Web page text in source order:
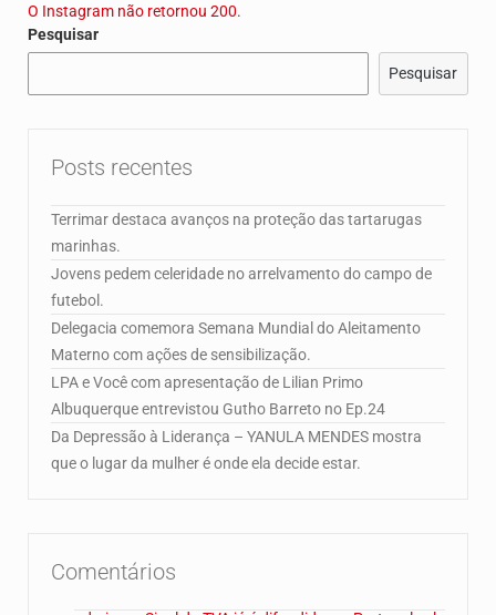
O Instagram não retornou 200.
Pesquisar
Pesquisar
Posts recentes
Terrimar destaca avanços na proteção das tartarugas
marinhas.
Jovens pedem celeridade no arrelvamento do campo de
futebol.
Delegacia comemora Semana Mundial do Aleitamento
Materno com ações de sensibilização.
LPA e Você com apresentação de Lilian Primo
Albuquerque entrevistou Gutho Barreto no Ep.24
Da Depressão à Liderança – YANULA MENDES mostra
que o lugar da mulher é onde ela decide estar.
Comentários